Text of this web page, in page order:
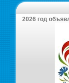
2026 год